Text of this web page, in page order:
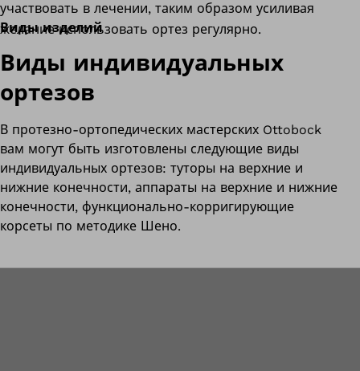
участвовать в лечении, таким образом усиливая
желание использовать ортез регулярно.
Виды изделий
Виды индивидуальных
ортезов
В протезно-ортопедических мастерских Ottobock
вам могут быть изготовлены следующие виды
индивидуальных ортезов: туторы на верхние и
нижние конечности, аппараты на верхние и нижние
конечности, функционально-корригирующие
корсеты по методике Шено.